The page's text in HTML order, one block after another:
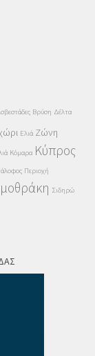
Βρύση Δέλτα
Ελιά Ζώνη
Κόμαρα Κύπρος
Περιοχή
Σιδηρώ